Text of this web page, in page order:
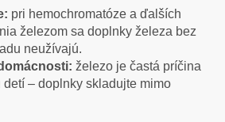
pri hemochromatóze a ďalších
železom sa doplnky železa bez
neužívajú.
železo je častá príčina
detí – doplnky skladujte mimo